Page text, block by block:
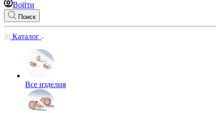
Войти
Поиск
Каталог
Все изделия